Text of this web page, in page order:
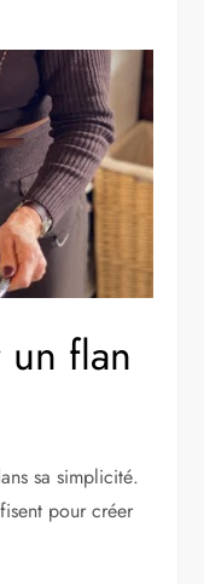
flan
sa simplicité.
pour créer